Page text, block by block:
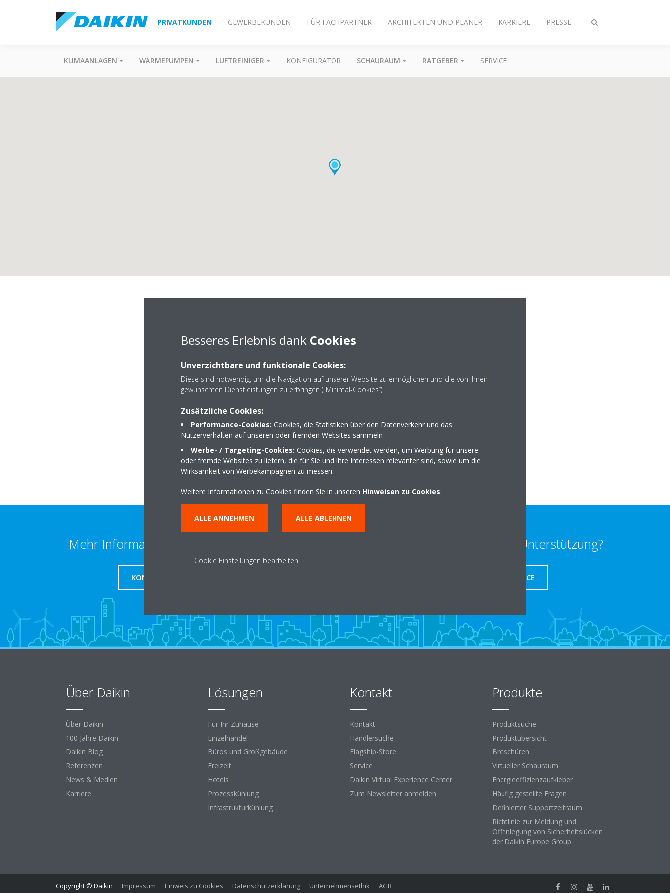
Suche
PRIVATKUNDEN GEWERBEKUNDEN FÜR FACHPARTNER ARCHITEKTEN UND PLANER KARRIERE PRESSE
KLIMAANLAGEN WÄRMEPUMPEN LUFTREINIGER KONFIGURATOR SCHAURAUM RATGEBER SERVICE
Faludigasse 24a
7471 Rechnitz
office@binder-kaeltetechnik.com
Wegbeschreibung erhalten
Mehr Informationen erhalten
KONTAKT
Benötigen Sie Unterstützung?
SERVICE
Über Daikin
Über Daikin
100 Jahre Daikin
Daikin Blog
Referenzen
News & Medien
Karriere
Lösungen
Für Ihr Zuhause
Einzelhandel
Büros und Großgebäude
Freizeit
Hotels
Prozesskühlung
Infrastrukturkühlung
Kontakt
Kontakt
Händlersuche
Flagship-Store
Service
Daikin Virtual Experience Center
Zum Newsletter anmelden
Produkte
Produktsuche
Produktübersicht
Broschüren
Virtueller Schauraum
Energieeffizienzaufkleber
Häufig gestellte Fragen
Definierter Supportzeitraum
Richtlinie zur Meldung und
Offenlegung von Sicherheitslücken
der Daikin Europe Group
Copyright © Daikin Impressum Hinweis zu Cookies Datenschutzerklärung Unternehmensethik AGB
Besseres Erlebnis dank Cookies
Unverzichtbare und funktionale Cookies:
Diese sind notwendig, um die Navigation auf unserer Website zu ermöglichen und die von Ihnen
gewünschten Dienstleistungen zu erbringen („Minimal-Cookies“).
Zusätzliche Cookies:
Performance-Cookies: Cookies, die Statistiken über den Datenverkehr und das
Nutzerverhalten auf unseren oder fremden Websites sammeln
Werbe- / Targeting-Cookies: Cookies, die verwendet werden, um Werbung für unsere
oder fremde Websites zu liefern, die für Sie und Ihre Interessen relevanter sind, sowie um die
Wirksamkeit von Werbekampagnen zu messen
Weitere Informationen zu Cookies finden Sie in unseren Hinweisen zu Cookies.
ALLE ANNEHMEN ALLE ABLEHNEN
Cookie Einstellungen bearbeiten